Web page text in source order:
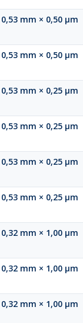
mm × 0,50 µm
mm × 0,50 µm
mm × 0,25 µm
mm × 0,25 µm
mm × 0,25 µm
mm × 0,25 µm
mm × 1,00 µm
mm × 1,00 µm
mm × 1,00 µm